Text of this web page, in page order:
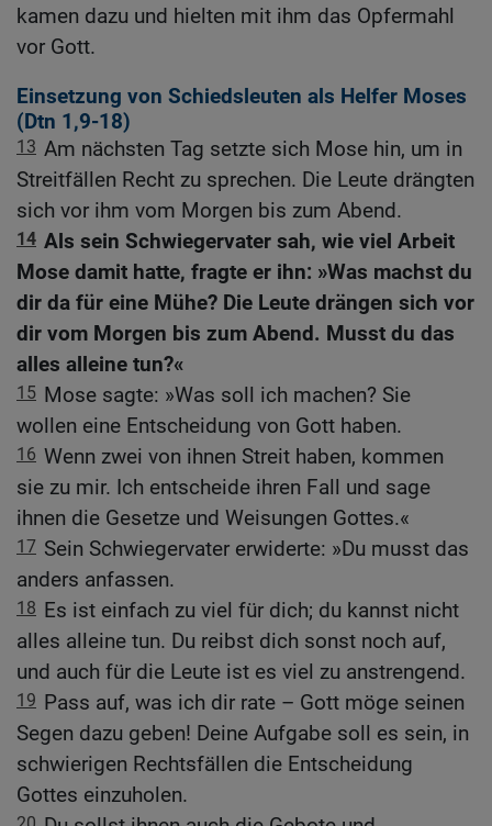
kamen dazu und hielten mit ihm das Opfermahl
vor Gott.
Einsetzung von Schiedsleuten als Helfer Moses
(Dtn 1,9-18)
13 Am nächsten Tag setzte sich Mose hin, um in
Streitfällen Recht zu sprechen. Die Leute drängten
sich vor ihm vom Morgen bis zum Abend.
14 Als sein Schwiegervater sah, wie viel Arbeit
Mose damit hatte, fragte er ihn: »Was machst du
dir da für eine Mühe? Die Leute drängen sich vor
dir vom Morgen bis zum Abend. Musst du das
alles alleine tun?«
15 Mose sagte: »Was soll ich machen? Sie
wollen eine Entscheidung von Gott haben.
16 Wenn zwei von ihnen Streit haben, kommen
sie zu mir. Ich entscheide ihren Fall und sage
ihnen die Gesetze und Weisungen Gottes.«
17 Sein Schwiegervater erwiderte: »Du musst das
anders anfassen.
18 Es ist einfach zu viel für dich; du kannst nicht
alles alleine tun. Du reibst dich sonst noch auf,
und auch für die Leute ist es viel zu anstrengend.
19 Pass auf, was ich dir rate – Gott möge seinen
Segen dazu geben! Deine Aufgabe soll es sein, in
schwierigen Rechtsfällen die Entscheidung
Gottes einzuholen.